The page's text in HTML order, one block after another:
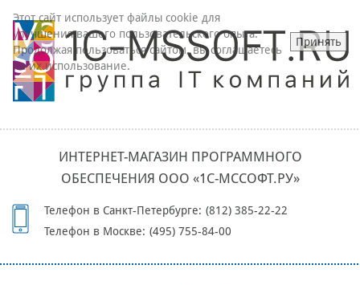
ИНТЕРНЕТ-МАГАЗИН ПРОГРАММНОГО
ОБЕСПЕЧЕНИЯ ООО «1С-МССОФТ.РУ»
Телефон в Санкт-Петербурге: (812) 385-22-22
Телефон в Москве: (495) 755-84-00
Этот сайт использует файлы cookie для
улучшения вашего пользовательского опыта.
Продолжая пользоваться сайтом, вы соглашаетесь
на их использование.
Принять